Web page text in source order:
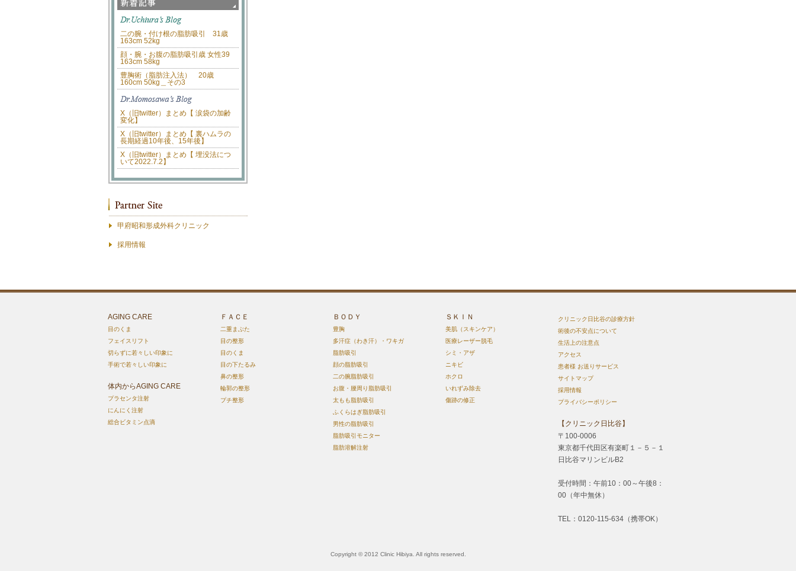
二の腕・付け根の脂肪吸引 31歳
163cm 52kg
顔・腕・お腹の脂肪吸引歳 女性39
163cm 58kg
豊胸術（脂肪注入法） 20歳
160cm 50kg＿その3
X（旧twitter）まとめ【 涙袋の加齢
変化】
X（旧twitter）まとめ【 裏ハムラの
長期経過10年後、15年後】
X（旧twitter）まとめ【 埋没法につ
いて2022.7.2】
甲府昭和形成外科クリニック
採用情報
AGING CARE
目のくま
フェイスリフト
切らずに若々しい印象に
手術で若々しい印象に
体内からAGING CARE
プラセンタ注射
にんにく注射
総合ビタミン点滴
ＦＡＣＥ
二重まぶた
目の整形
目のくま
目の下たるみ
鼻の整形
輪郭の整形
プチ整形
ＢＯＤＹ
豊胸
多汗症（わき汗）・ワキガ
脂肪吸引
顔の脂肪吸引
二の腕脂肪吸引
お腹・腰周り脂肪吸引
太もも脂肪吸引
ふくらはぎ脂肪吸引
男性の脂肪吸引
脂肪吸引モニター
脂肪溶解注射
ＳＫＩＮ
美肌（スキンケア）
医療レーザー脱毛
シミ・アザ
ニキビ
ホクロ
いれずみ除去
傷跡の修正
クリニック日比谷の診療方針
術後の不安点について
生活上の注意点
アクセス
患者様 お送りサービス
サイトマップ
採用情報
プライバシーポリシー
【クリニック日比谷】
〒100-0006
東京都千代田区有楽町１－５－１
日比谷マリンビルB2
受付時間：午前10：00～午後8：
00（年中無休）
TEL：0120-115-634（携帯OK）
Copyright © 2012 Clinic Hibiya. All rights reserved.